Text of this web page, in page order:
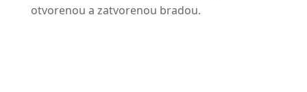
otvorenou a zatvorenou bradou.